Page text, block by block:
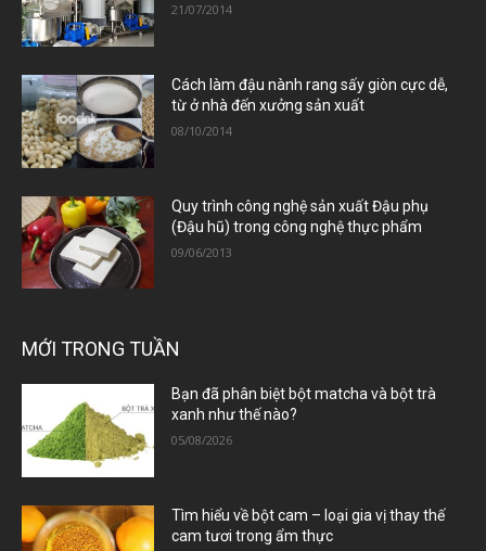
21/07/2014
Cách làm đậu nành rang sấy giòn cực dễ,
từ ở nhà đến xưởng sản xuất
08/10/2014
Quy trình công nghệ sản xuất Đậu phụ
(Đậu hũ) trong công nghệ thực phẩm
09/06/2013
MỚI TRONG TUẦN
Bạn đã phân biệt bột matcha và bột trà
xanh như thế nào?
05/08/2026
Tìm hiểu về bột cam – loại gia vị thay thế
cam tươi trong ẩm thực